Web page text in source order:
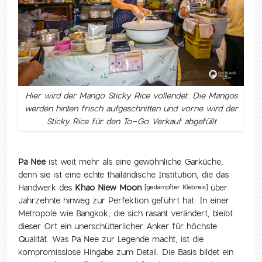
Hier wird der Mango Sticky Rice vollendet. Die Mangos
werden hinten frisch aufgeschnitten und vorne wird der
Sticky Rice für den To-Go Verkauf abgefüllt
Pa Neeist weit mehr als eine gewöhnliche Garküche,
denn sie ist eine echte thailändische Institution, die das
Handwerk des Khao Niew Moon [gedämpfter Klebreis] über
Jahrzehnte hinweg zur Perfektion geführt hat. In einer
Metropole wie Bangkok, die sich rasant verändert, bleibt
dieser Ort ein unerschütterlicher Anker für höchste
Qualität. Was Pa Nee zur Legende macht, ist die
kompromisslose Hingabe zum Detail. Die Basis bildet ein